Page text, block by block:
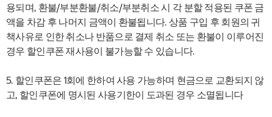
용되며, 환불/부분환불/취소/부분취소 시 각 분할 적용된 쿠폰 금
액을 차감 후 나머지 금액이 환불됩니다. 상품 구입 후 회원의 귀
책사유로 인한 취소나 반품으로 결제 취소 또는 환불이 이루어진
경우 할인쿠폰 재사용이 불가능할 수 있습니다.
5. 할인쿠폰은 1회에 한하여 사용 가능하며 현금으로 교환되지 않
고, 할인쿠폰에 명시된 사용기한이 도과된 경우 소멸됩니다